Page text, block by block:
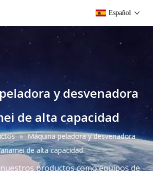
Español
y desvenadora
de alta capacidad
» Máquina peladora y desvenadora
de alta capacidad
productos como equipos de